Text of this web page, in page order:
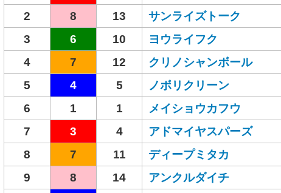
2
8 13 サンライズトーク
3
6 10 ヨウライフク
4
7 12 クリノシャンボール
5
4 5 ノボリクリーン
6
1 1 メイショウカフウ
7
3 4 アドマイヤスパーズ
8
7 11 ディープミタカ
9
8 14 アンクルダイチ